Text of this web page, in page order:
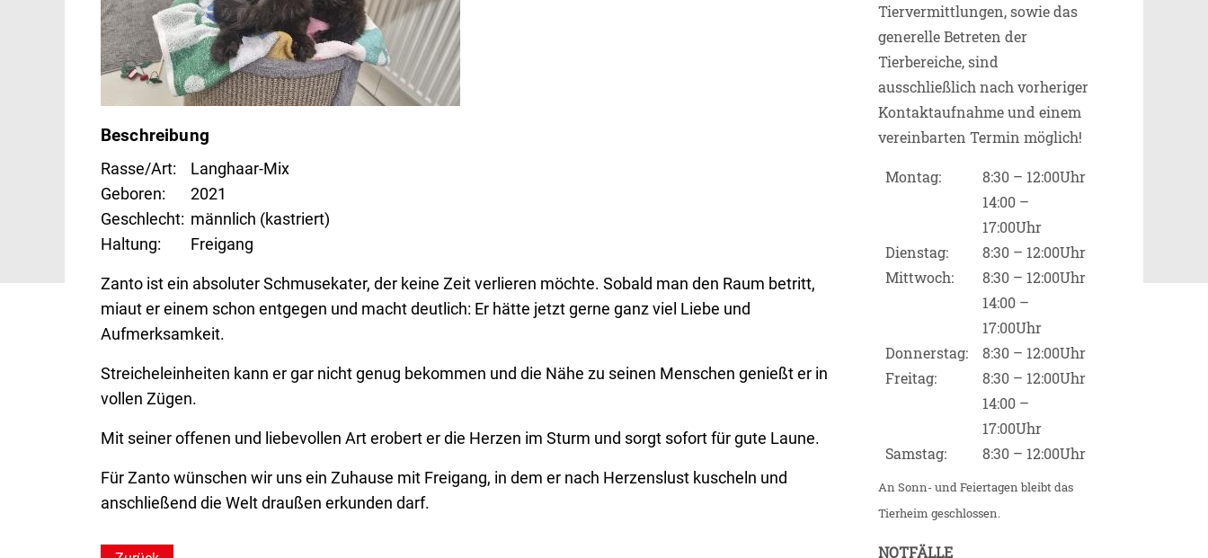
Beschreibung
Rasse/Art
Langhaar-Mix
Geboren
2021
Geschlecht männlich (kastriert)
Haltung
Freigang
Zanto ist ein absoluter Schmusekater, der keine Zeit verlieren möchte. Sobald man den Raum betritt,
miaut er einem schon entgegen und macht deutlich: Er hätte jetzt gerne ganz viel Liebe und
Aufmerksamkeit.
Streicheleinheiten kann er gar nicht genug bekommen und die Nähe zu seinen Menschen genießt er in
vollen Zügen.
Mit seiner offenen und liebevollen Art erobert er die Herzen im Sturm und sorgt sofort für gute Laune.
Für Zanto wünschen wir uns ein Zuhause mit Freigang, in dem er nach Herzenslust kuscheln und
anschließend die Welt draußen erkunden darf.
Tiervermittlungen, sowie das
generelle Betreten der
Tierbereiche, sind
ausschließlich nach vorheriger
Kontaktaufnahme und einem
vereinbarten Termin möglich!
Montag:
8:30 – 12:00Uhr
14:00 –
17:00Uhr
Dienstag:
8:30 – 12:00Uhr
Mittwoch:
8:30 – 12:00Uhr
14:00 –
17:00Uhr
Donnerstag:
8:30 – 12:00Uhr
Freitag:
8:30 – 12:00Uhr
14:00 –
17:00Uhr
Samstag:
8:30 – 12:00Uhr
An Sonn- und Feiertagen bleibt das
Tierheim geschlossen.
NOTFÄLLE